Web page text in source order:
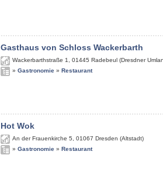
Gasthaus von Schloss Wackerbarth
Wackerbarthstraße 1 01445 Radebeul (Dresdner
» Gastronomie » Restaurant
Hot Wok
An der Frauenkirche 5 01067 Dresden (Altstadt)
» Gastronomie » Restaurant